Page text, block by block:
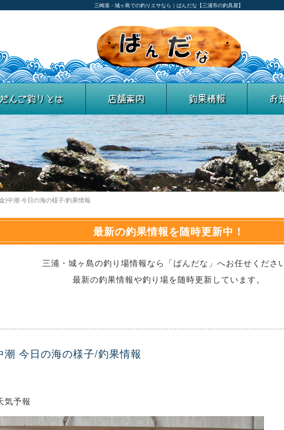
三崎港・城ヶ島での釣りエサなら｜ばんだな【三浦市の釣具屋】
だんご釣りとは 店舗案内 釣果情報 お
)中潮 今日の海の様子/釣果情報
最新の釣果情報を随時更新中！
三浦・城ヶ島の釣り場情報なら「ばんだな」へお任せくださ
最新の釣果情報や釣り場を随時更新しています。
今日の海の様子/釣果情報
気予報